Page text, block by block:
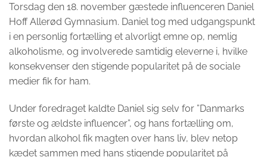
Torsdag den 18. november gæstede influenceren Daniel
Hoff Allerød Gymnasium. Daniel tog med udgangspunkt
i en personlig fortælling et alvorligt emne op, nemlig
alkoholisme, og involverede samtidig eleverne i, hvilke
konsekvenser den stigende popularitet på de sociale
medier fik for ham.
Under foredraget kaldte Daniel sig selv for ”Danmarks
første og ældste influencer”, og hans fortælling om,
hvordan alkohol fik magten over hans liv, blev netop
kædet sammen med hans stigende popularitet på